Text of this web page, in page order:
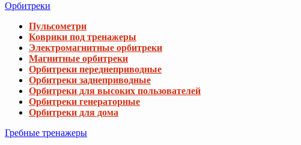
Орбитреки
Пульсометри
Коврики под тренажеры
Электромагнитные орбитреки
Магнитные орбитреки
Орбитреки переднеприводные
Орбитреки заднеприводные
Орбитреки для высоких пользователей
Орбитреки генераторные
Орбитреки для дома
Гребные тренажеры